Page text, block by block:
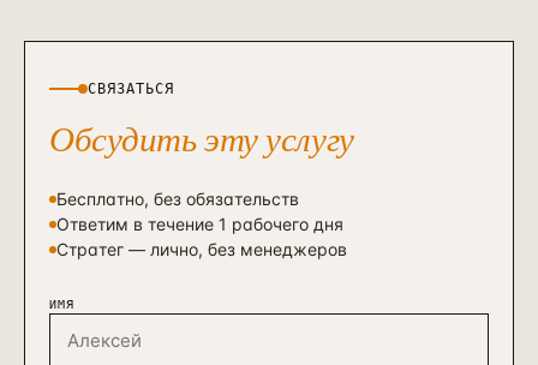
СВЯЗАТЬСЯ
Обсудить эту услугу
Бесплатно, без обязательств
Ответим в течение 1 рабочего дня
Стратег — лично, без менеджеров
ИМЯ